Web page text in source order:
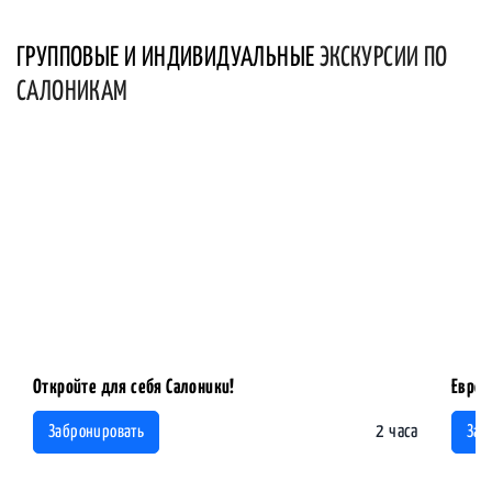
ГРУППОВЫЕ И ИНДИВИДУАЛЬНЫЕ ЭКСКУРСИИ ПО
САЛОНИКАМ
Откройте для себя Салоники!
Забронировать 2 часа